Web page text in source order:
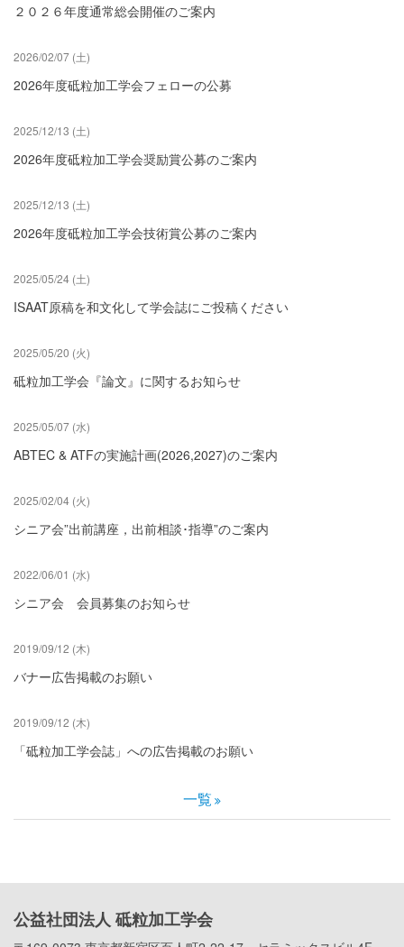
２０２６年度通常総会開催のご案内
2026/02/07 (土)
2026年度砥粒加工学会フェローの公募
2025/12/13 (土)
2026年度砥粒加工学会奨励賞公募のご案内
2025/12/13 (土)
2026年度砥粒加工学会技術賞公募のご案内
2025/05/24 (土)
ISAAT原稿を和文化して学会誌にご投稿ください
2025/05/20 (火)
砥粒加工学会『論文』に関するお知らせ
2025/05/07 (水)
ABTEC & ATFの実施計画(2026,2027)のご案内
2025/02/04 (火)
シニア会”出前講座，出前相談･指導”のご案内
2022/06/01 (水)
シニア会 会員募集のお知らせ
2019/09/12 (木)
バナー広告掲載のお願い
2019/09/12 (木)
「砥粒加工学会誌」への広告掲載のお願い
一覧
公益社団法人 砥粒加工学会